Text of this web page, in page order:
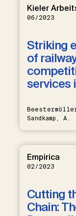
Kieler
06/2023
Striking
of
services
Sandkamp, A.
Empirica
02/2023
Cutting
Chain: